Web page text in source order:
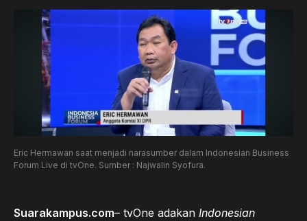
Eric Hermawan saat menjadi narasumber dalam Indonesian Business
Forum Live di tvOne. Sumber : Najwalin Syofura.
Suarakampus.com– tvOne adakan Indonesian